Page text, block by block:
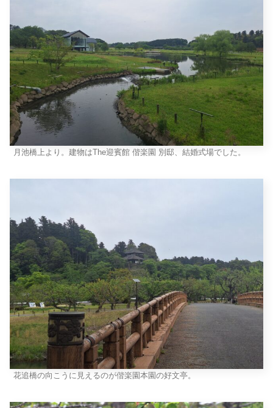
月池橋上より。建物はThe迎賓館 偕楽園 別邸、結婚式場でした。
花追橋の向こうに見えるのが偕楽園本園の好文亭。